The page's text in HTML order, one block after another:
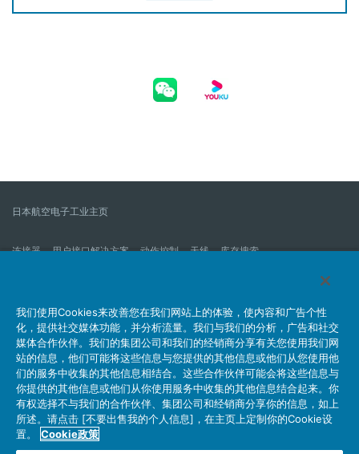
日本航空电子工业主页
连接器 用户接口解决方案 动作控制 天线 库存搜索
我们的公司 企业社会责任 IR消息 公司新到信息列表
产品信息新的列表
网站地图
联系我们
个人信息保护方针 JAE Cookie政策
关于利用本网站
社交媒体官方账号运营方针
我们使用Cookies来改善您在我们网站上的体验，使内容和广告个性
化，提供社交媒体功能，并分析流量。我们与我们的分析，广告和社交
媒体合作伙伴。我们的集团公司和我们的经销商分享有关您使用我们网
站的信息，他们可能将这些信息与您提供的其他信息或他们从您使用他
们的服务中收集的其他信息相结合。这些合作伙伴可能会将这些信息与
你提供的其他信息或他们从你使用服务中收集的其他信息结合起来。你
有权选择不与我们的合作伙伴、集团公司和经销商分享你的信息，如上
所述。请点击 [不要出售我的个人信息]，在主页上定制你的Cookie设
置。
Cookie政策